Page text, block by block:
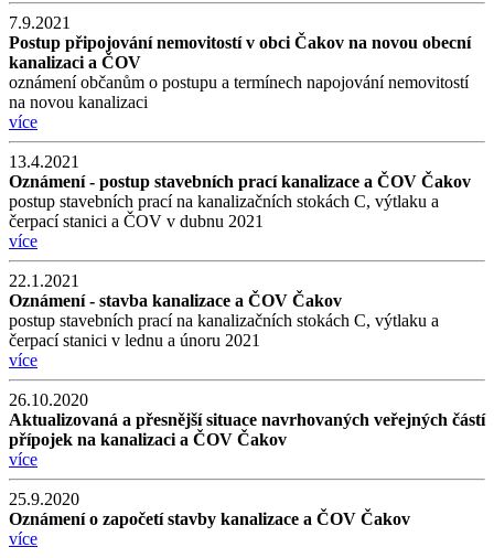
7.9.2021
Postup připojování nemovitostí v obci Čakov na novou obecní
kanalizaci a ČOV
oznámení občanům o postupu a termínech napojování nemovitostí
na novou kanalizaci
více
13.4.2021
Oznámení - postup stavebních prací kanalizace a ČOV Čakov
postup stavebních prací na kanalizačních stokách C, výtlaku a
čerpací stanici a ČOV v dubnu 2021
více
22.1.2021
Oznámení - stavba kanalizace a ČOV Čakov
postup stavebních prací na kanalizačních stokách C, výtlaku a
čerpací stanici v lednu a únoru 2021
více
26.10.2020
Aktualizovaná a přesnější situace navrhovaných veřejných částí
přípojek na kanalizaci a ČOV Čakov
více
25.9.2020
Oznámení o započetí stavby kanalizace a ČOV Čakov
více